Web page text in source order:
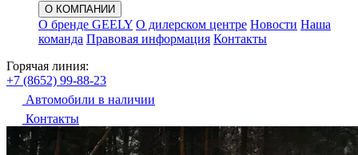
О КОМПАНИИ
О бренде GEELY О дилерском центре Новости Наша
команда Правовая информация Контакты
Горячая линия:
+7 (8652) 99-88-23
Автомобили в наличии
Контакты